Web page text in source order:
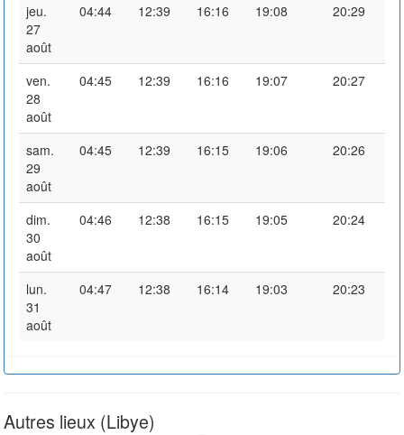
jeu.
27
août
04:44 12:39 16:16 19:08 20:29
ven.
28
août
04:45 12:39 16:16 19:07 20:27
sam.
29
août
04:45 12:39 16:15 19:06 20:26
dim.
30
août
04:46 12:38 16:15 19:05 20:24
lun.
31
août
04:47 12:38 16:14 19:03 20:23
Autres lieux (Libye)